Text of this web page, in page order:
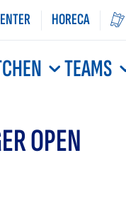
HORECA
TEAMS
OPEN